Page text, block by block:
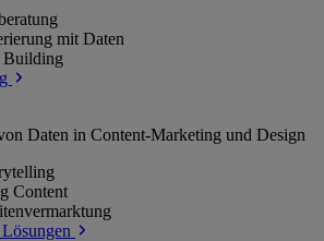
mit Daten
Building
Daten in Content-Marketing und Design
Content